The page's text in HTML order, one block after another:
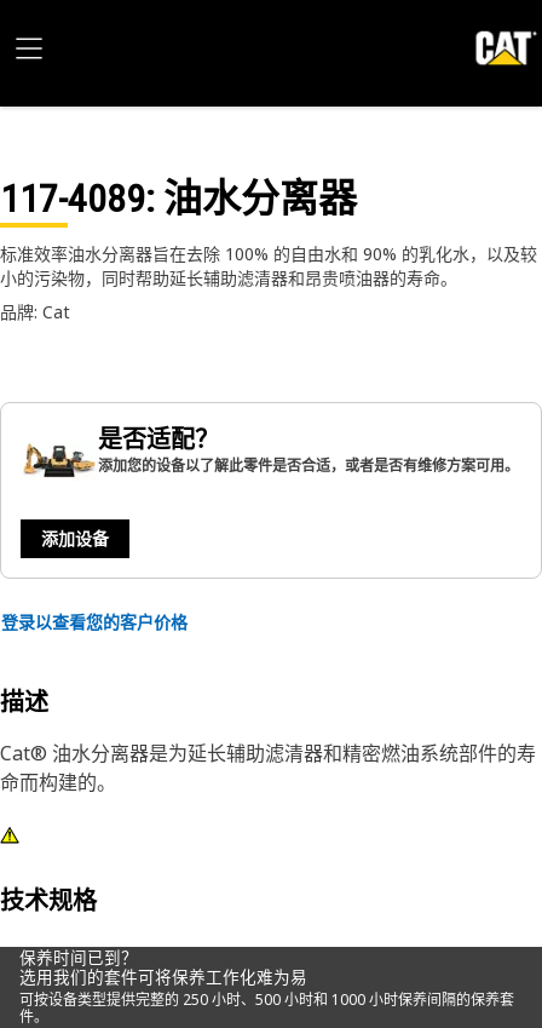
117-4089: 油水分离器
标准效率油水分离器旨在去除 100% 的自由水和 90% 的乳化水，以及较
小的污染物，同时帮助延长辅助滤清器和昂贵喷油器的寿命。
品牌: Cat
是否适配？
添加您的设备以了解此零件是否合适，或者是否有维修方案可用。
添加设备
登录以查看您的客户价格
描述
Cat® 油水分离器是为延长辅助滤清器和精密燃油系统部件的寿
命而构建的。
技术规格
保养时间已到？
选用我们的套件可将保养工作化难为易
可按设备类型提供完整的 250 小时、500 小时和 1000 小时保养间隔的保养套
件。